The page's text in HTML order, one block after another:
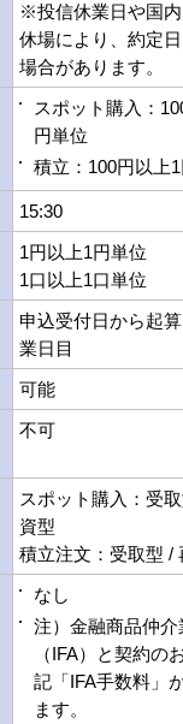
※投信休業日や国
休場により、約定
場合があります。
スポット購入：
円単位
積立：100円以上
15:30
1円以上1円単位
1口以上1口単位
申込受付日から起
業日目
可能
不可
スポット購入：受
資型
積立注文：受取型 /
なし
注）金融商品仲介
（IFA）と契約の
記「IFA手数料」
ます。